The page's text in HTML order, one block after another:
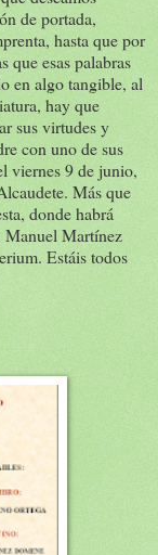
de portada,
hasta que por
que esas palabras
en algo tangible, al
hay que
sus virtudes y
con uno de sus
viernes 9 de junio,
Más que
donde habrá
Manuel Martínez
Estáis todos